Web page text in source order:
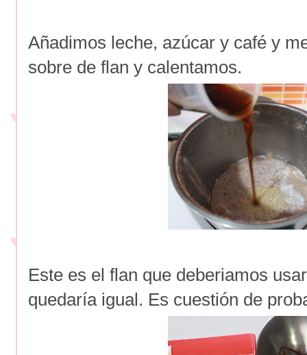
Añadimos leche, azúcar y café y
sobre de flan y calentamos.
Este es el flan que deberiamos
quedaría igual. Es cuestión de